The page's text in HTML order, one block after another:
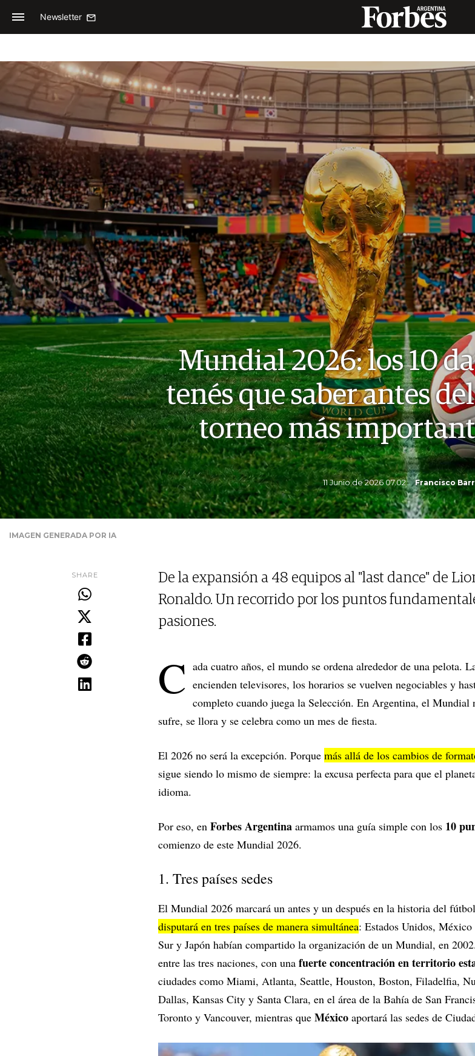
Newsletter
Mundial 2026: los 10
tenés que saber antes
torneo más
11 Junio de 2026 07.02 Francisco
IMAGEN GENERADA POR IA
SHARE
De la expansión a 48 equipos al "last dance" de
Ronaldo. Un recorrido por los puntos
pasiones.
C ada cuatro años, el mundo se ordena alrededor de una pelota.
encienden televisores, los horarios se vuelven negociables y
completo cuando juega la Selección. En Argentina, el Mundial
sufre, se llora y se celebra como un mes de fiesta.
El 2026 no será la excepción. Porque más allá de los cambios de
sigue siendo lo mismo de siempre: la excusa perfecta para que el
idioma.
Por eso, en Forbes Argentina armamos una guía simple con los 10
comienzo de este Mundial 2026.
1. Tres países sedes
El Mundial 2026 marcará un antes y un después en la historia del
disputará en tres países de manera simultánea: Estados Unidos,
Sur y Japón habían compartido la organización de un Mundial, en
entre las tres naciones, con una fuerte concentración en territorio
ciudades como Miami, Atlanta, Seattle, Houston, Boston, Filadelfia,
Dallas, Kansas City y Santa Clara, en el área de la Bahía de San
Toronto y Vancouver, mientras que México aportará las sedes de